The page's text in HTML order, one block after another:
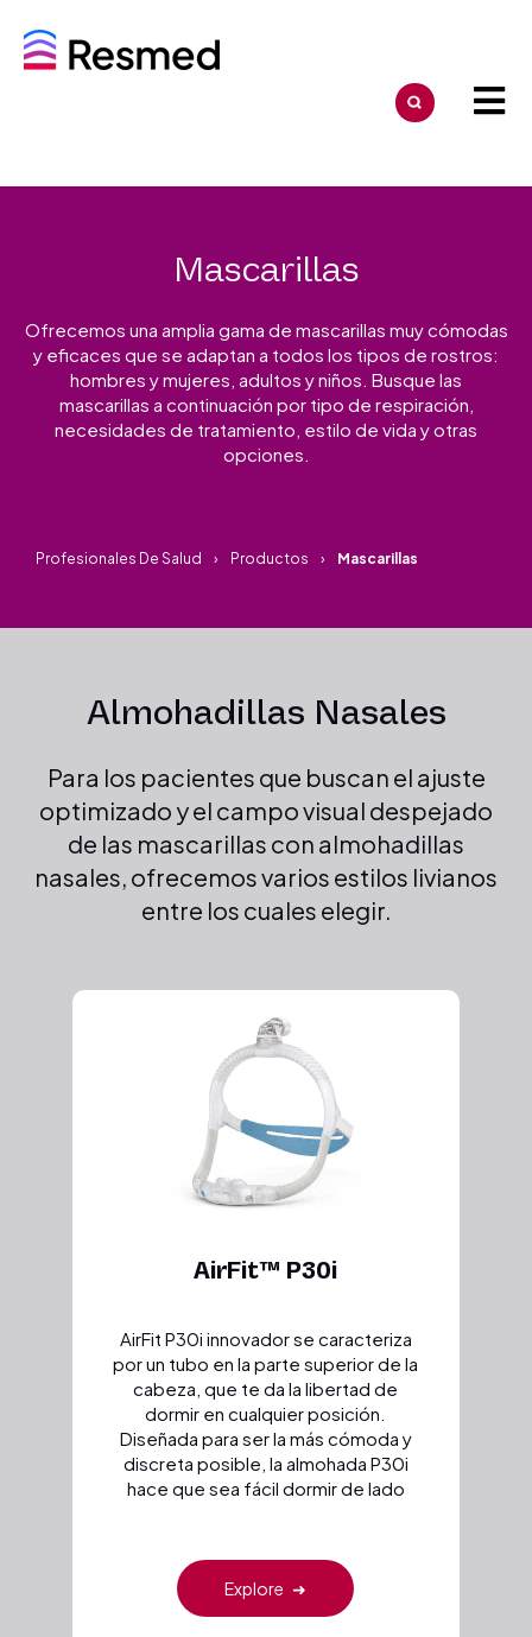
Mascarillas
Ofrecemos una amplia gama de mascarillas muy cómodas
y eficaces que se adaptan a todos los tipos de rostros:
hombres y mujeres, adultos y niños. Busque las
mascarillas a continuación por tipo de respiración,
necesidades de tratamiento, estilo de vida y otras
opciones.
Profesionales De Salud Productos Mascarillas
Almohadillas Nasales
Para los pacientes que buscan el ajuste
optimizado y el campo visual despejado
de las mascarillas con almohadillas
nasales, ofrecemos varios estilos livianos
entre los cuales elegir.
AirFit™ P30i
AirFit P30i innovador se caracteriza
por un tubo en la parte superior de la
cabeza, que te da la libertad de
dormir en cualquier posición.
Diseñada para ser la más cómoda y
discreta posible, la almohada P30i
hace que sea fácil dormir de lado
Explore ➜